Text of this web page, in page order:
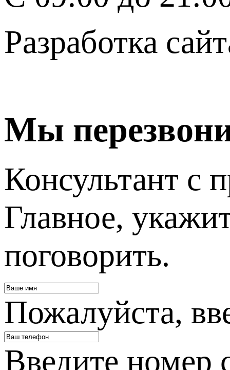
Разработка
Мы
Консультант с
Главное,
поговорить.
Пожалуйста,
Введите номер